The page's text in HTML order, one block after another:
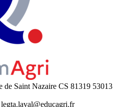
de Saint Nazaire CS 81319 53013